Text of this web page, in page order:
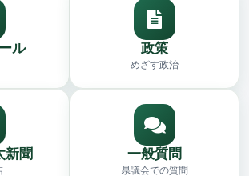
ル 政策
めざす政治
新聞 一般質問
県議会での質問